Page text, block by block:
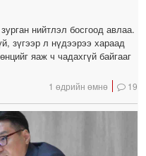
нийтлэл босгоод авлаа.
зүгээр л нүдээрээ хараад
яаж ч чадахгүй байгааг
1 өдрийн өмнө 19